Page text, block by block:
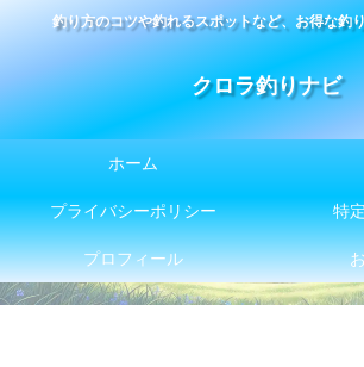
釣り方のコツや釣れるスポットなど、お得な釣
クロラ釣りナビ
ホーム
プライバシーポリシー 特
プロフィール